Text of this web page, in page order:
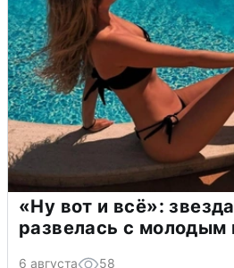
«Ну вот и всё»:
развелась с
6 августа 58